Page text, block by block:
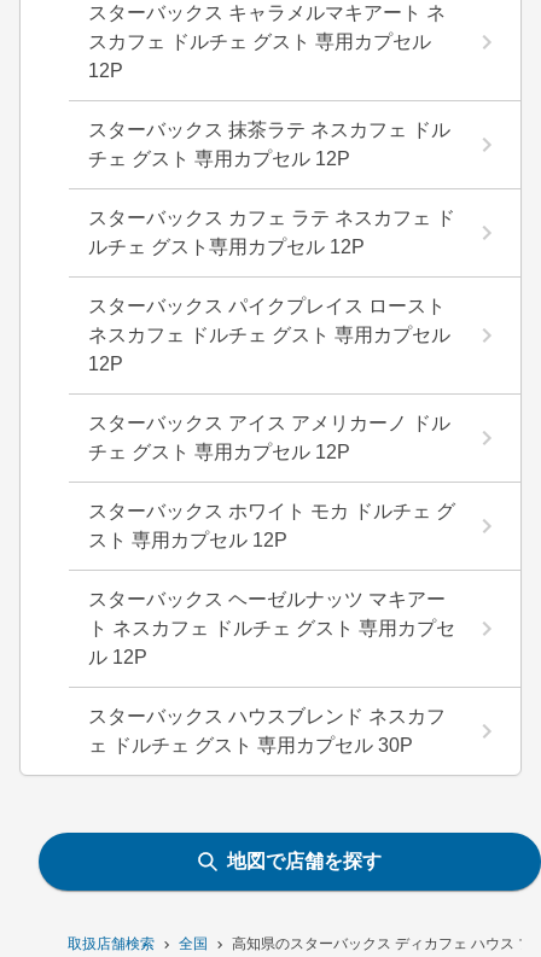
取扱店舗検索 全国 高知県のスターバックス ディカフェ ハウス
スターバックス キャラメルマキアート ネ
スカフェ ドルチェ グスト 専用カプセル
12P
スターバックス 抹茶ラテ ネスカフェ ドル
チェ グスト 専用カプセル 12P
スターバックス カフェ ラテ ネスカフェ ド
ルチェ グスト専用カプセル 12P
スターバックス パイクプレイス ロースト
ネスカフェ ドルチェ グスト 専用カプセル
12P
スターバックス アイス アメリカーノ ドル
チェ グスト 専用カプセル 12P
スターバックス ホワイト モカ ドルチェ グ
スト 専用カプセル 12P
スターバックス ヘーゼルナッツ マキアー
ト ネスカフェ ドルチェ グスト 専用カプセ
ル 12P
スターバックス ハウスブレンド ネスカフ
ェ ドルチェ グスト 専用カプセル 30P
地図で店舗を探す